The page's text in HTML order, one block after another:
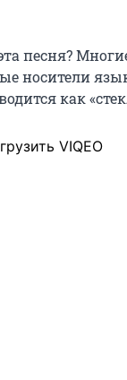
песня?
носители
как
VIQEO